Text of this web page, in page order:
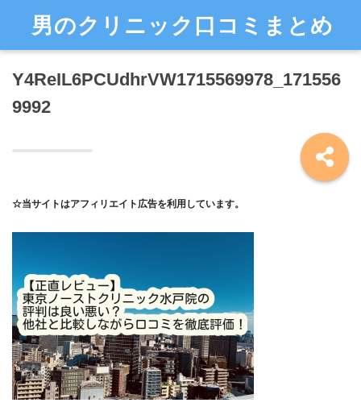
男のクリニック口コミまとめ
Y4ReIL6PCUdhrVW1715569978_171556
9992
☆当サイトはアフィリエイト広告を利用しています。